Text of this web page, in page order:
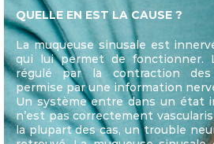
QUELLE EN EST LA CAUSE ?
La muqueuse sinusale est
qui lui permet de fonctionner.
régulé par la contraction des
permise par une information
Un système entre dans un état
n’est pas correctement
la plupart des cas, un trouble